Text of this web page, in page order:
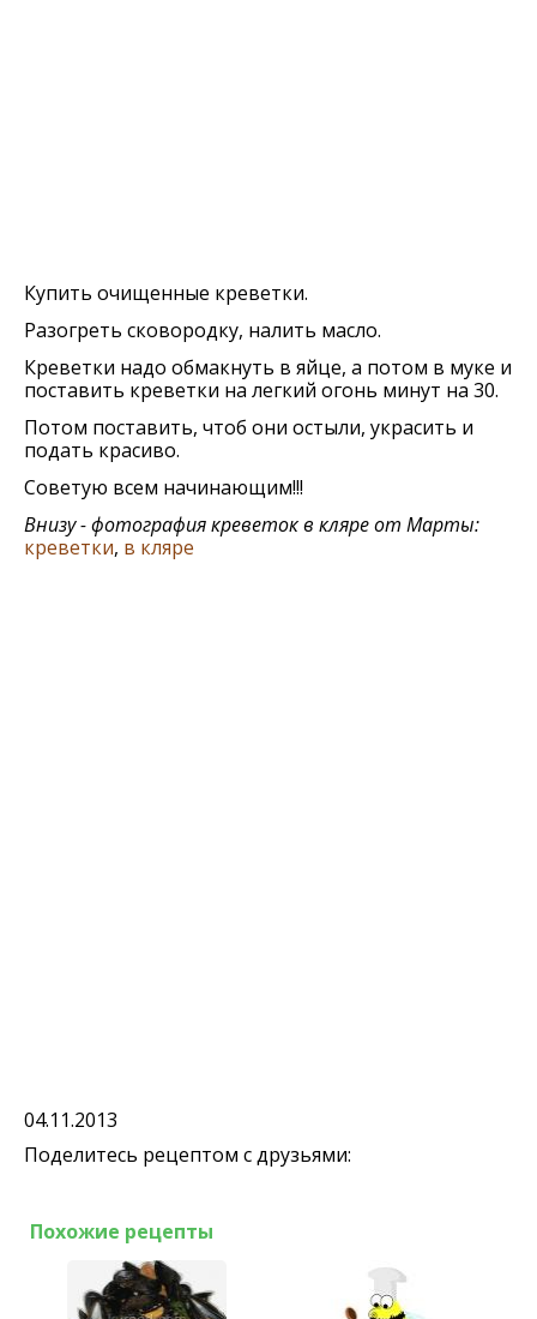
Купить очищенные креветки.
Разогреть сковородку, налить масло.
Креветки надо обмакнуть в яйце, а потом в муке и
поставить креветки на легкий огонь минут на 30.
Потом поставить, чтоб они остыли, украсить и
подать красиво.
Советую всем начинающим!!!
Внизу - фотография креветок в кляре от Марты:
креветки, в кляре
04.11.2013
Поделитесь рецептом с друзьями:
Похожие рецепты